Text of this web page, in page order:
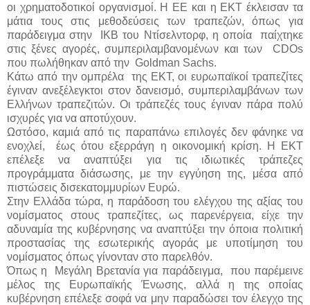
οι χρηματοδοτικοί οργανισμοί. Η ΕΕ και η ΕΚΤ έκλεισαν τα
μάτια τους στις μεθοδεύσεις των τραπεζών, όπως για
παράδειγμα στην IKB του Ντίσελντορφ, η οποία παίχτηκε
στις ξένες αγορές, συμπεριλαμβανομένων και των CDOs
που πωλήθηκαν από την Goldman Sachs.
Κάτω από την ομπρέλα της ΕΚΤ, οι ευρωπαϊκοί τραπεζίτες
έγιναν ανεξέλεγκτοι στον δανεισμό, συμπεριλαμβάνων των
Ελλήνων τραπεζιτών. Οι τράπεζές τους έγιναν πάρα πολύ
ισχυρές για να αποτύχουν.
Ωστόσο, καμιά από τις παραπάνω επιλογές δεν φάνηκε να
ενοχλεί, έως ότου εξερράγη η οικονομική κρίση. Η ΕΚΤ
επέλεξε να αναπτύξει για τις ιδιωτικές τράπεζες
προγράμματα διάσωσης, με την εγγύηση της, μέσα από
πιστώσεις δισεκατομμυρίων Ευρώ.
Στην Ελλάδα τώρα, η παράδοση του ελέγχου της αξίας του
νομίσματος στους τραπεζίτες, ως παρενέργεια, είχε την
αδυναμία της κυβέρνησης να αναπτύξει την όποια πολιτική
προστασίας της εσωτερικής αγοράς με υποτίμηση του
νομίσματος όπως γίνονταν στο παρελθόν.
Όπως η Μεγάλη Βρετανία για παράδειγμα, που παρέμεινε
μέλος της Ευρωπαϊκής Ένωσης, αλλά η της οποίας
κυβέρνηση επέλεξε σοφά να μην παραδώσει τον έλεγχο της